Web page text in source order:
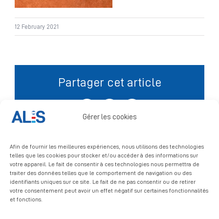
Gérer les cookies
Afin de fournir les meilleures expériences, nous utilisons des technologies
telles que les cookies pour stocker et/ou accéder à des informations sur
votre appareil. Le fait de consentir à ces technologies nous permettra de
traiter des données telles que le comportement de navigation ou des
identifiants uniques sur ce site. Le fait de ne pas consentir ou de retirer
votre consentement peut avoir un effet négatif sur certaines fonctionnalités
et fonctions.
Signalement
12 February 2021
Partager cet article